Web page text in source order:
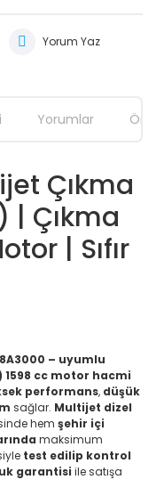
Yorum Yaz
Yorumlar
Çıkma
| Çıkma
| Sıfır
– uyumlu
1598 cc motor hacmi
performans, düşük
sağlar. Multijet dizel
hem şehir içi
maksimum
test edilip kontrol
garantisi ile satışa